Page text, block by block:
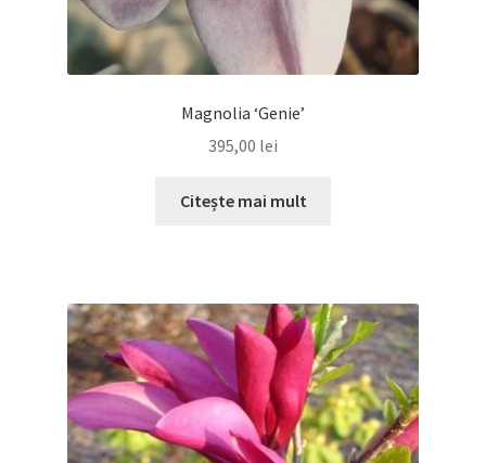
Magnolia ‘Genie’
395,00 lei
Citește mai mult